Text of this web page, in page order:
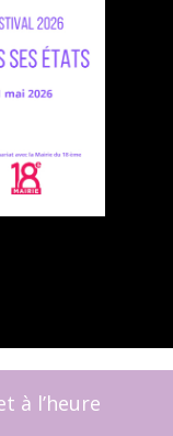
à l’heure